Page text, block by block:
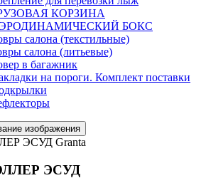
КОРЗИНА
БОКС
салона (текстильные)
салона (литьевые)
в багажник
на пороги. Комплект поставки
изображения
ЭСУД